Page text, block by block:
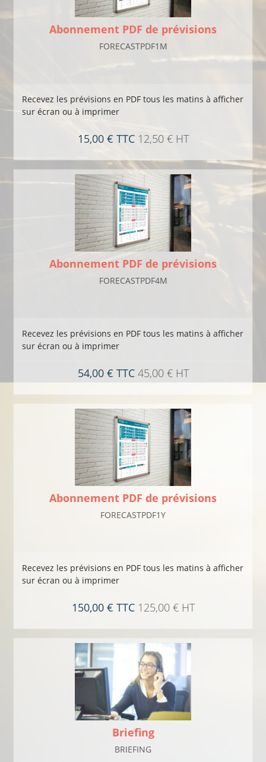
Abonnement PDF de prévisions
FORECASTPDF1M
Recevez les prévisions en PDF tous les matins à afficher
sur écran ou à imprimer
15,00 € TTC 12,50 € HT
Abonnement PDF de prévisions
FORECASTPDF4M
Recevez les prévisions en PDF tous les matins à afficher
sur écran ou à imprimer
54,00 € TTC 45,00 € HT
Abonnement PDF de prévisions
FORECASTPDF1Y
Recevez les prévisions en PDF tous les matins à afficher
sur écran ou à imprimer
150,00 € TTC 125,00 € HT
Briefing
BRIEFING